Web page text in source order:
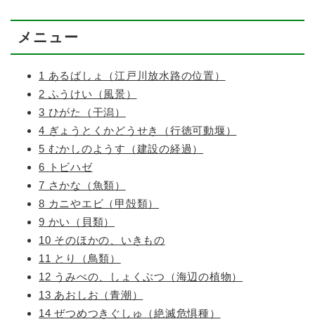
メニュー
1 あるばしょ（江戸川放水路の位置）
2 ふうけい（風景）
3 ひがた（干潟）
4 ぎょうとくかどうせき（行徳可動堰）
5 むかしのようす（建設の経過）
6 トビハゼ
7 さかな（魚類）
8 カニやエビ（甲殻類）
9 かい（貝類）
10 そのほかの、いきもの
11 とり（鳥類）
12 うみべの、しょくぶつ（海辺の植物）
13 あおしお（青潮）
14 ぜつめつきぐしゅ（絶滅危惧種）